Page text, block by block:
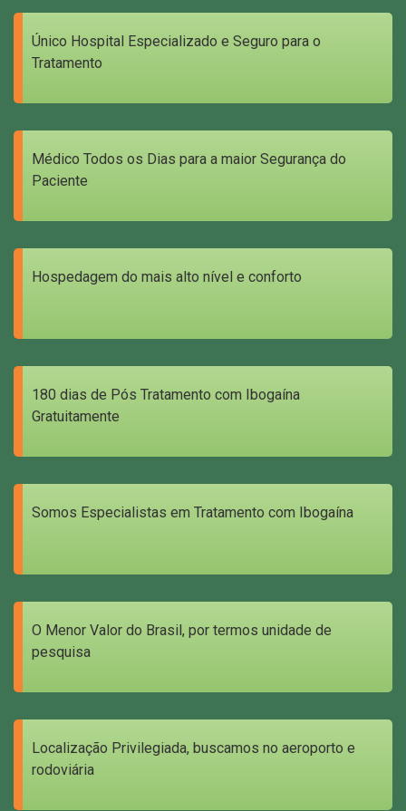
Único Hospital Especializado e Seguro para o
Tratamento
Médico Todos os Dias para a maior Segurança do
Paciente
Hospedagem do mais alto nível e conforto
180 dias de Pós Tratamento com Ibogaína
Gratuitamente
Somos Especialistas em Tratamento com Ibogaína
O Menor Valor do Brasil, por termos unidade de
pesquisa
Localização Privilegiada, buscamos no aeroporto e
rodoviária